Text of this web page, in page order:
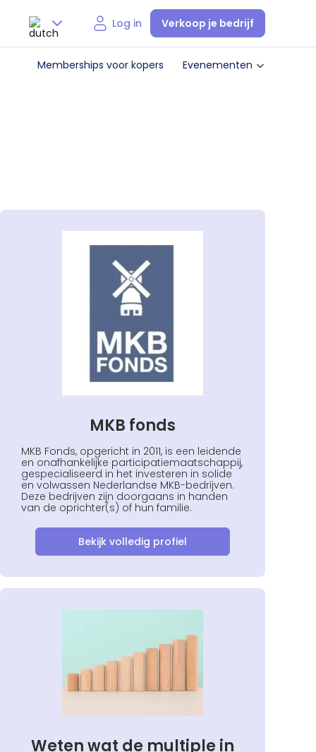
Nederlands
Log in Verkoop je bedrijf
Memberships voor kopers Evenementen
MKB fonds
MKB Fonds, opgericht in 2011, is een leidende
en onafhankelijke participatiemaatschappij,
gespecialiseerd in het investeren in solide
en volwassen Nederlandse MKB-bedrijven.
Deze bedrijven zijn doorgaans in handen
van de oprichter(s) of hun familie.
Bekijk volledig profiel
Weten wat de multiple in